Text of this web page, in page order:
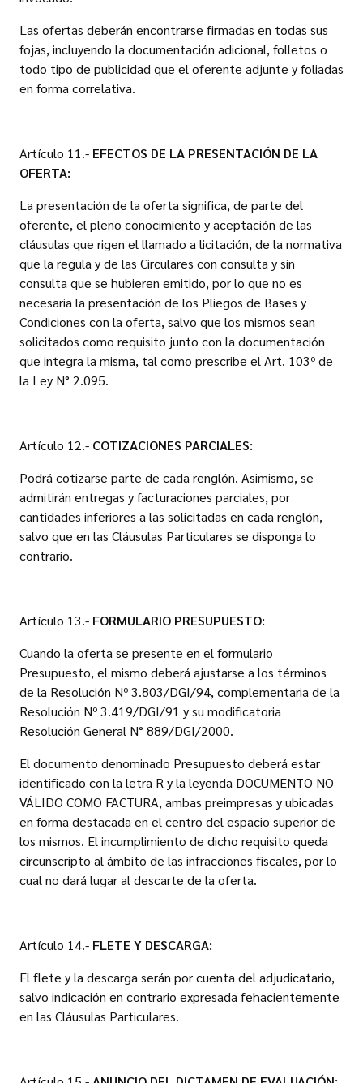
Las ofertas deberán encontrarse firmadas en todas sus
fojas, incluyendo la documentación adicional, folletos o
todo tipo de publicidad que el oferente adjunte y foliadas
en forma correlativa.
Artículo 11.- EFECTOS DE LA PRESENTACIÓN DE LA
OFERTA:
La presentación de la oferta significa, de parte del
oferente, el pleno conocimiento y aceptación de las
cláusulas que rigen el llamado a licitación, de la normativa
que la regula y de las Circulares con consulta y sin
consulta que se hubieren emitido, por lo que no es
necesaria la presentación de los Pliegos de Bases y
Condiciones con la oferta, salvo que los mismos sean
solicitados como requisito junto con la documentación
que integra la misma, tal como prescribe el Art. 103º de
la Ley N° 2.095.
Artículo 12.- COTIZACIONES PARCIALES:
Podrá cotizarse parte de cada renglón. Asimismo, se
admitirán entregas y facturaciones parciales, por
cantidades inferiores a las solicitadas en cada renglón,
salvo que en las Cláusulas Particulares se disponga lo
contrario.
Artículo 13.- FORMULARIO PRESUPUESTO:
Cuando la oferta se presente en el formulario
Presupuesto, el mismo deberá ajustarse a los términos
de la Resolución Nº 3.803/DGI/94, complementaria de la
Resolución Nº 3.419/DGI/91 y su modificatoria
Resolución General N° 889/DGI/2000.
El documento denominado Presupuesto deberá estar
identificado con la letra R y la leyenda DOCUMENTO NO
VÁLIDO COMO FACTURA, ambas preimpresas y ubicadas
en forma destacada en el centro del espacio superior de
los mismos. El incumplimiento de dicho requisito queda
circunscripto al ámbito de las infracciones fiscales, por lo
cual no dará lugar al descarte de la oferta.
Artículo 14.- FLETE Y DESCARGA:
El flete y la descarga serán por cuenta del adjudicatario,
salvo indicación en contrario expresada fehacientemente
en las Cláusulas Particulares.